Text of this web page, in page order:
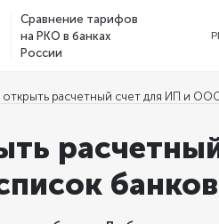
Сравнение тарифов
на РКО в банках
России
открыть расчетный счет для ИП и